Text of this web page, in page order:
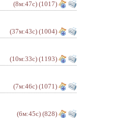
(8м:47с) (1017)
(37м:43с) (1004)
(10м:33с) (1193)
(7м:46с) (1071)
(6м:45с) (828)